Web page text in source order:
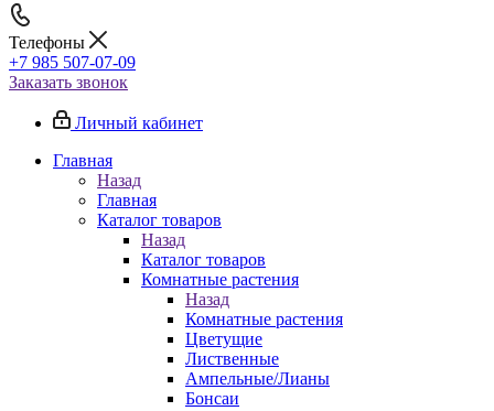
Телефоны
+7 985 507-07-09
Заказать звонок
Личный кабинет
Главная
Назад
Главная
Каталог товаров
Назад
Каталог товаров
Комнатные растения
Назад
Комнатные растения
Цветущие
Лиственные
Ампельные/Лианы
Бонсаи